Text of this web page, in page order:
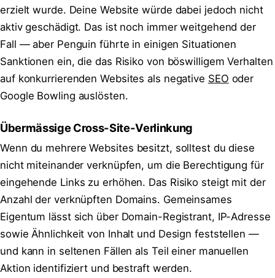
erzielt wurde. Deine Website würde dabei jedoch nicht
aktiv geschädigt. Das ist noch immer weitgehend der
Fall — aber Penguin führte in einigen Situationen
Sanktionen ein, die das Risiko von böswilligem Verhalten
auf konkurrierenden Websites als negative SEO oder
Google Bowling auslösten.
Übermässige Cross-Site-Verlinkung
Wenn du mehrere Websites besitzt, solltest du diese
nicht miteinander verknüpfen, um die Berechtigung für
eingehende Links zu erhöhen. Das Risiko steigt mit der
Anzahl der verknüpften Domains. Gemeinsames
Eigentum lässt sich über Domain-Registrant, IP-Adresse
sowie Ähnlichkeit von Inhalt und Design feststellen —
und kann in seltenen Fällen als Teil einer manuellen
Aktion identifiziert und bestraft werden.